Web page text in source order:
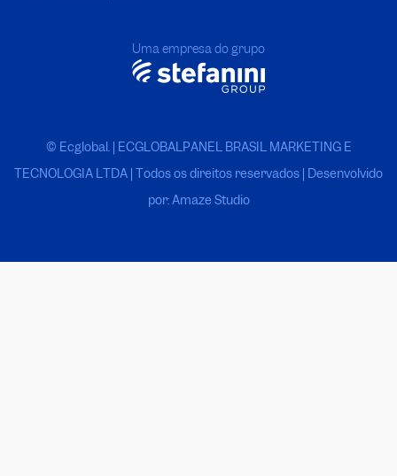
Uma empresa do grupo
© Ecglobal. | ECGLOBALPANEL BRASIL MARKETING E
TECNOLOGIA LTDA | Todos os direitos reservados | Desenvolvido
por: Amaze Studio